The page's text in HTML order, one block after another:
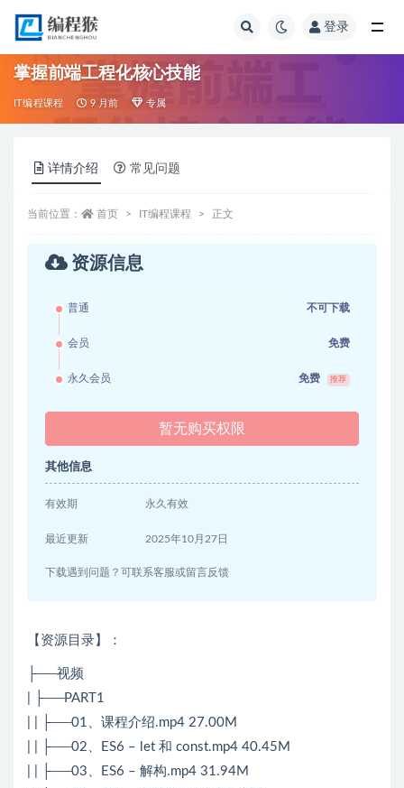
登录
掌握前端工程化核心技能
IT编程课程 9 月前 专属
详情介绍 常见问题
当前位置： 首页 IT编程课程 正文
资源信息
普通 不可下载
会员 免费
永久会员 免费 推荐
暂无购买权限
其他信息
有效期 永久有效
最近更新 2025年10月27日
下载遇到问题？可联系客服或留言反馈
【资源目录】：
├──视频
| ├──PART1
| | ├──01、课程介绍.mp4 27.00M
| | ├──02、ES6 – let 和 const.mp4 40.45M
| | ├──03、ES6 – 解构.mp4 31.94M